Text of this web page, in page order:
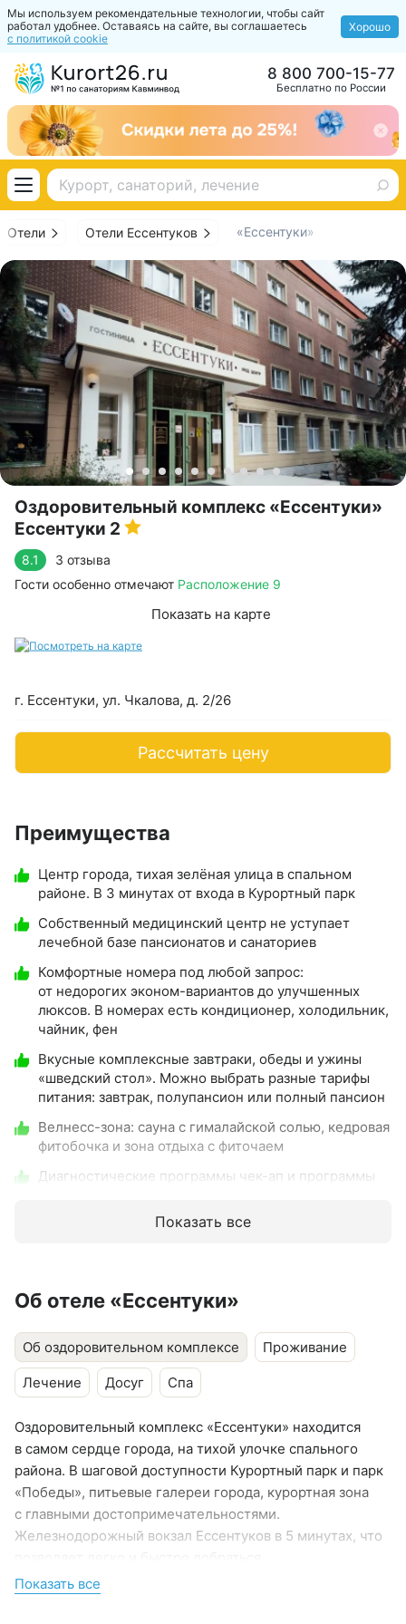
Мы используем рекомендательные технологии, чтобы сайт
работал удобнее. Оставаясь на сайте, вы соглашаетесь
с политикой cookie
Хорошо
Бесплатно по России
8 800 700-15-77
Отели Отели Ессентуков «Ессентуки»
Оздоровительный комплекс «Ессентуки»
Ессентуки 2
Показать на карте
г. Ессентуки, ул. Чкалова, д. 2/26
8.1
3 отзыва
Гости особенно отмечают Расположение 9
Рассчитать цену
Преимущества
Центр города, тихая зелёная улица в спальном
районе. В 3 минутах от входа в Курортный парк
Собственный медицинский центр не уступает
лечебной базе пансионатов и санаториев
Комфортные номера под любой запрос:
от недорогих эконом-вариантов до улучшенных
люксов. В номерах есть кондиционер, холодильник,
чайник, фен
Вкусные комплексные завтраки, обеды и ужины
«шведский стол». Можно выбрать разные тарифы
питания: завтрак, полупансион или полный пансион
Велнесс-зона: сауна с гималайской солью, кедровая
фитобочка и зона отдыха с фиточаем
Диагностические программы чек-ап и программы
В штате врачи 11 профилей. Врач-отоларинголог —
В медцентре представлено направление
традиционной китайской медицины
Хороший массажный кабинет и специалисты. Есть
инверсионный стол
Процедуры для красивой фигуры: пилинг,
и антицеллюлитный массаж
Несколько видов массажей лица с выраженным
эффектом «подтяжки»: хиропластический,
скульптурно-буккальный, миофасциальный
Высокоскоростной интернет на всей территории
комплекса
Показать все
Об отеле «Ессентуки»
Об оздоровительном комплексе Проживание
Лечение Досуг Спа
Оздоровительный комплекс «Ессентуки» находится
в самом сердце города, на тихой улочке спального
района. В шаговой доступности Курортный парк и парк
«Победы», питьевые галереи города, курортная зона
с главными достопримечательностями.
Железнодорожный вокзал Ессентуков в 5 минутах, что
до оздоровительного комплекса, при этом шум поездов
Показать все